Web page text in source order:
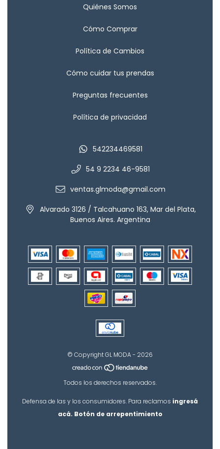
Quiénes Somos
Cómo Comprar
Política de Cambios
Cómo cuidar tus prendas
Preguntas frecuentes
Política de privacidad
542234469581
54 9 2234 46-9581
ventas.glmoda@gmail.com
Alvarado 3126 / Talcahuano 163, Mar del Plata,
Buenos Aires. Argentina
© Copyright GL MODA - 2026
Todos los derechos reservados.
Defensa de las y los consumidores. Para reclamos ingresá
acá. Botón de arrepentimiento